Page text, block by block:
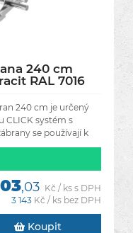
240 cm
RAL 7016
240 cm je určený
CLICK systém s
se používají k
,03 Kč / ks s DPH
3 143 Kč / ks bez DPH
Koupit